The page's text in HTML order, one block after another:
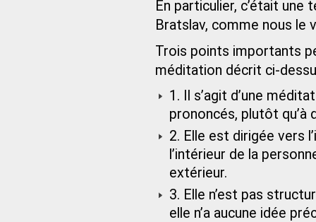
En particulier, c’était une
Bratslav, comme nous le
Trois points importants
méditation décrit
1. Il s’agit d’une
prononcés, plutôt qu’à
2. Elle est dirigée vers
l’intérieur de la
extérieur.
3. Elle n’est pas
elle n’a aucune idée